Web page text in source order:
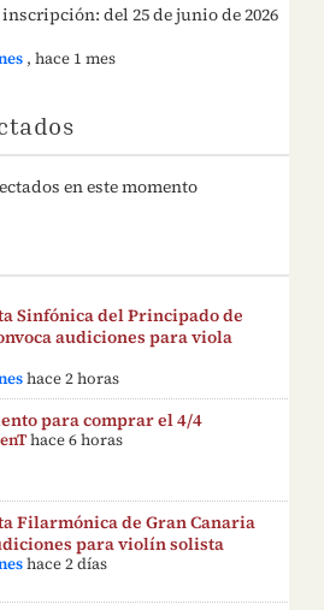
del 25 de junio de 2026
,hace 1 mes
en este momento
Sinfónica del Principado de
audiciones para viola
hace 2 horas
para comprar el 4/4
hace 6 horas
Filarmónica de Gran Canaria
para violín solista
hace 2 días